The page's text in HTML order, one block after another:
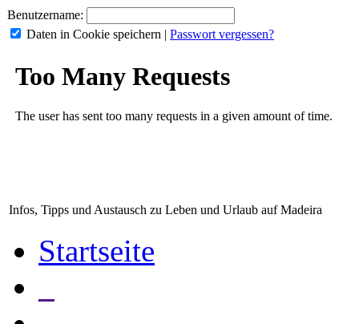
Benutzername:
Daten in Cookie speichern | Passwort vergessen?
Infos, Tipps und Austausch zu Leben und Urlaub auf Madeira
Startseite